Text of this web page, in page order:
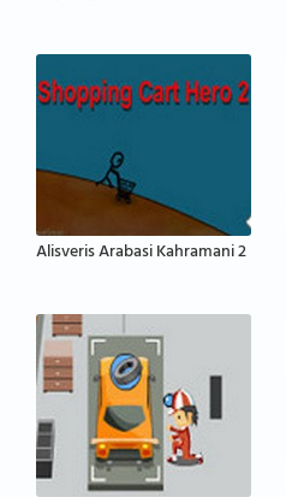
Alisveris Arabasi Kahramani 2